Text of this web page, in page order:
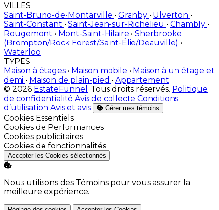
VILLES
Saint-Bruno-de-Montarville • Granby • Ulverton •
Saint-Constant • Saint-Jean-sur-Richelieu • Chambly •
Rougemont • Mont-Saint-Hilaire • Sherbrooke
(Brompton/Rock Forest/Saint-Élie/Deauville) •
Waterloo
TYPES
Maison à étages • Maison mobile • Maison à un étage et
demi • Maison de plain-pied • Appartement
© 2026 EstateFunnel . Tous droits réservés. Politique
de confidentialité Avis de collecte Conditions
d’utilisation Avis et avis Gérer mes témoins
Activer
Cookies Essentiels
Activer
Cookies de Performances
Activer
Cookies publicitaires
Activer
Cookies de fonctionnalités
Accepter les Cookies sélectionnés
Nous utilisons des Témoins pour vous assurer la
meilleure expérience.